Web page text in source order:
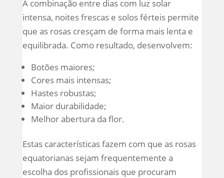
A combinação entre dias com luz solar
intensa, noites frescas e solos férteis permite
que as rosas cresçam de forma mais lenta e
equilibrada. Como resultado, desenvolvem:
Botões maiores;
Cores mais intensas;
Hastes robustas;
Maior durabilidade;
Melhor abertura da flor.
Estas características fazem com que as rosas
equatorianas sejam frequentemente a
escolha dos profissionais que procuram